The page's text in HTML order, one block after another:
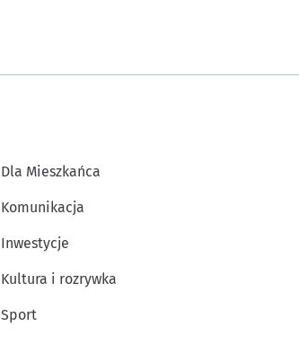
Dla Mieszkańca
Komunikacja
Inwestycje
Kultura i rozrywka
Sport